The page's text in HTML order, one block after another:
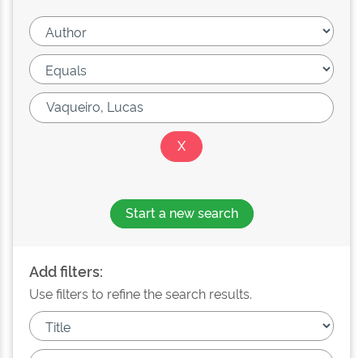
Start a new search
Add filters:
Use filters to refine the search results.